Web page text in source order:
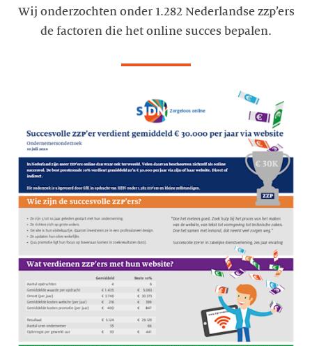
Wij onderzochten onder 1.282 Nederlandse zzp’ers
de factoren die het online succes bepalen.
https://images.ctfassets.net/yj8364fopk6s/